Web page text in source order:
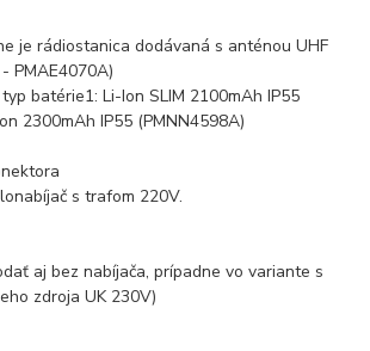
je rádiostanica dodávaná s anténou UHF
PMAE4070A)
batérie1: Li-Ion SLIM 2100mAh IP55
2300mAh IP55 (PMNN4598A)
s trafom 220V.
aj bez nabíjača, prípadne vo variante s
zdroja UK 230V)